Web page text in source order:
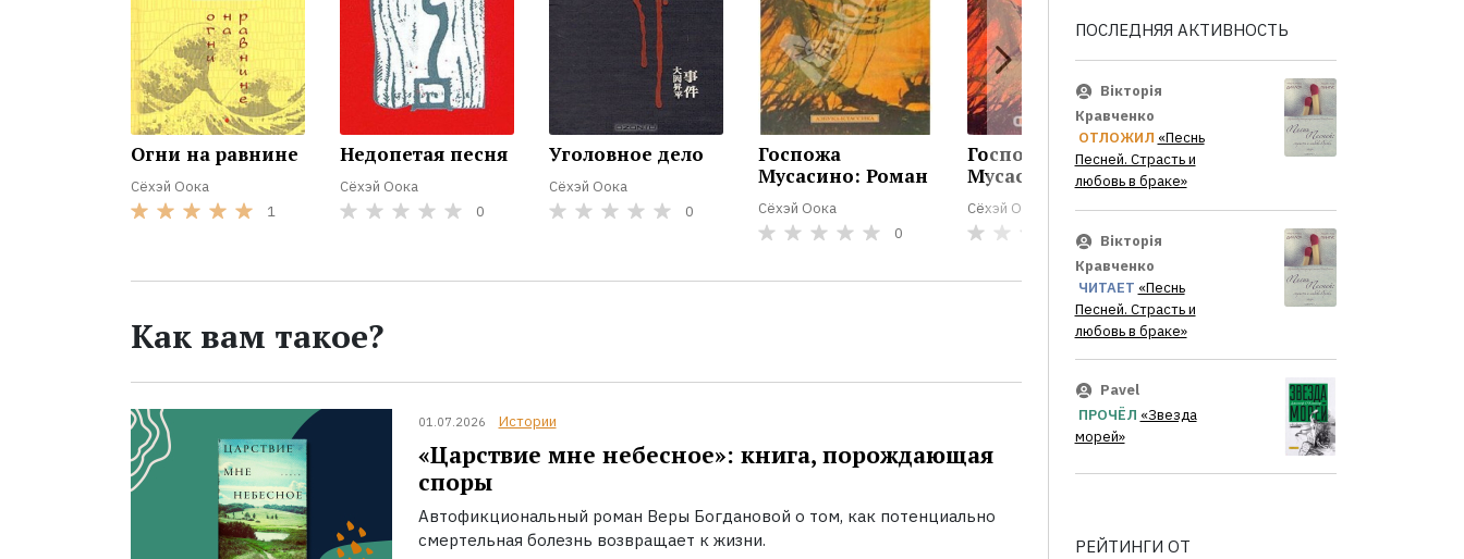
Огни на равнине
Сёхэй Оока
1
Недопетая песня
Сёхэй Оока
0
Уголовное дело
Сёхэй Оока
0
Госпожа
Мусасино: Роман
Сёхэй Оока
0
Госпожа
Мусасино
Сёхэй Оока
0
Как вам такое?
01.07.2026 Истории
«Царствие мне небесное»: книга, порождающая
споры
Автофикциональный роман Веры Богдановой о том, как потенциально
смертельная болезнь возвращает к жизни.
ПОСЛЕДНЯЯ АКТИВНОСТЬ
Вікторія
Кравченко
ОТЛОЖИЛ «Песнь
Песней. Страсть и
любовь в браке»
Вікторія
Кравченко
ЧИТАЕТ «Песнь
Песней. Страсть и
любовь в браке»
Pavel
ПРОЧЁЛ «Звезда
морей»
РЕЙТИНГИ ОТ